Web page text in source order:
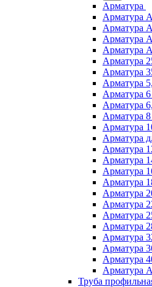
Арматура
Арматура
Арматура
Арматура
Арматура
Арматура
Арматура
Арматура
Арматура
Арматура
Арматура
Арматура
Арматура
Арматура
Арматура
Арматура
Арматура
Арматура
Арматура
Арматура
Арматура
Арматура
Арматура
Арматура
Арматура
Труба